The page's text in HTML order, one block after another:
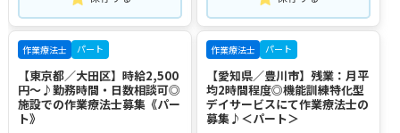
作業療法士 パート
【東京都／大田区】時給2,500
円～♪勤務時間・日数相談可◎
施設での作業療法士募集《パー
ト》
作業療法士 パート
【愛知県／豊川市】残業：月平
均2時間程度◎機能訓練特化型
デイサービスにて作業療法士の
募集♪＜パート＞